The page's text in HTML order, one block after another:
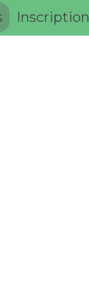
Inscription